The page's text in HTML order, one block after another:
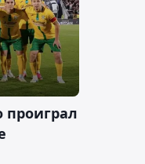
проиграл